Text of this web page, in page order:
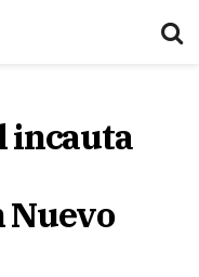
incauta
Nuevo